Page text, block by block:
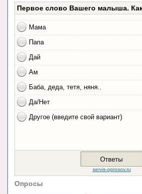
Опросы